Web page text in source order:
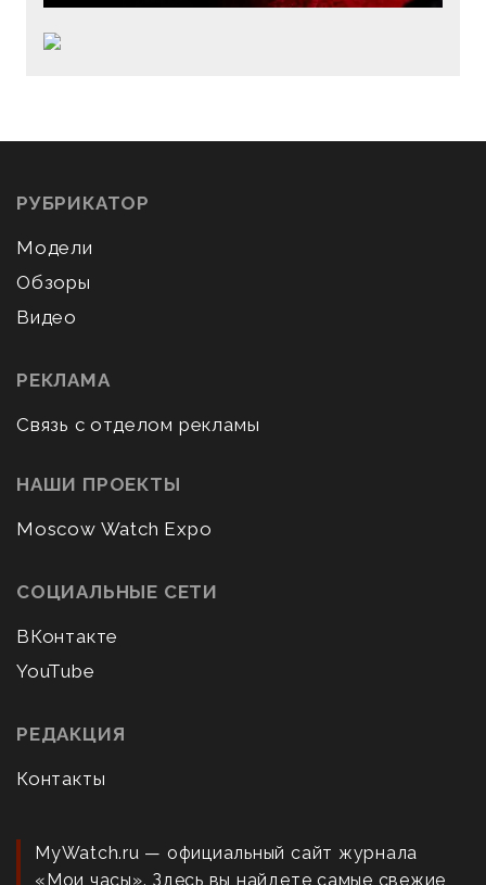
РУБРИКАТОР
Модели
Обзоры
Видео
РЕКЛАМА
Связь с отделом рекламы
НАШИ ПРОЕКТЫ
Moscow Watch Expo
СОЦИАЛЬНЫЕ СЕТИ
ВКонтакте
YouTube
РЕДАКЦИЯ
Контакты
MyWatch.ru — официальный сайт журнала
«Мои часы». Здесь вы найдете самые свежие